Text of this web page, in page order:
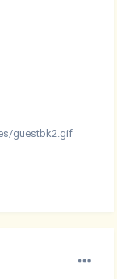
guestbk2.gif